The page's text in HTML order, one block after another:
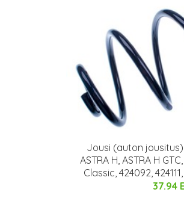
Jousi (auton
ASTRA H, ASTRA H
Classic, 424092,
37.94